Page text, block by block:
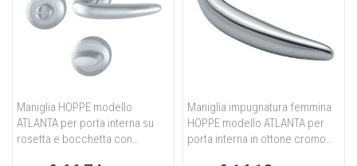
Maniglia HOPPE modello
ATLANTA per porta interna su
rosetta e bocchetta con
Maniglia impugnatura femmina
HOPPE modello ATLANTA per
porta interna in ottone cromo